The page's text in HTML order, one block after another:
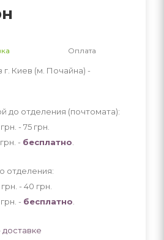
Оплата
Киев (м. Почайна) -
до отделения (почтомата):
- 75 грн
- бесплатно
отделения:
- 40 грн
- бесплатно